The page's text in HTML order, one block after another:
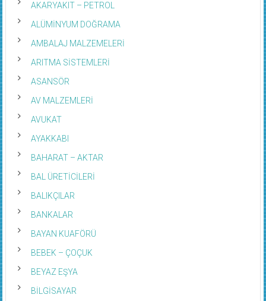
AKARYAKIT – PETROL
ALÜMİNYUM DOĞRAMA
AMBALAJ MALZEMELERİ
ARITMA SİSTEMLERİ
ASANSÖR
AV MALZEMLERİ
AVUKAT
AYAKKABI
BAHARAT – AKTAR
BAL ÜRETİCİLERİ
BALIKÇILAR
BANKALAR
BAYAN KUAFÖRÜ
BEBEK – ÇOÇUK
BEYAZ EŞYA
BİLGİSAYAR